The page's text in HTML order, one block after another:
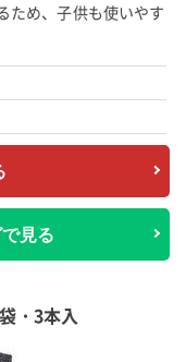
ため、子供も使いやす
見る
・3本入